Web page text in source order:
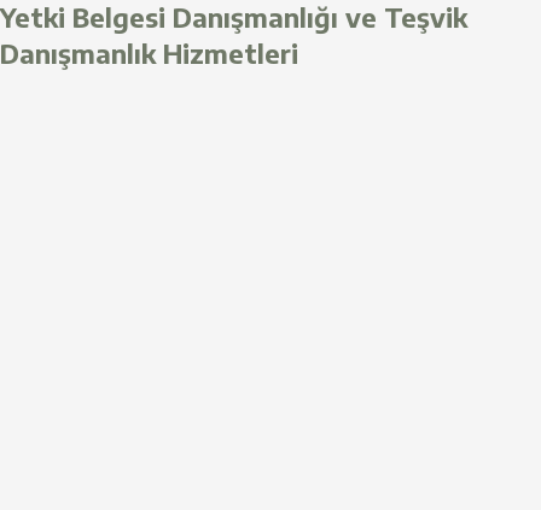
Yetki Belgesi Danışmanlığı ve Teşvik
Danışmanlık Hizmetleri